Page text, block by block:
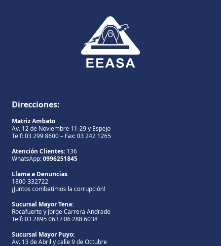
Direcciones:
Matriz Ambato
Av. 12 de Noviembre 11-29 y Espejo
Telf: 03 299 8600 – Fax: 03 242 1265
Atención Clientes: 136
WhatsApp:0996251845
Llama a Denuncias
1800-332722
¡Juntos combatimos la corrupción!
Sucursal Mayor Tena:
Rocafuerte y Jorge Carrera Andrade
Telf: 03 2895 063 / 06 288 6038
Sucursal Mayor Puyo:
Av. 13 de Abril y calle 9 de Octubre